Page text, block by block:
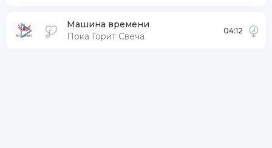
Машина времени
Пока Горит Свеча
04:12